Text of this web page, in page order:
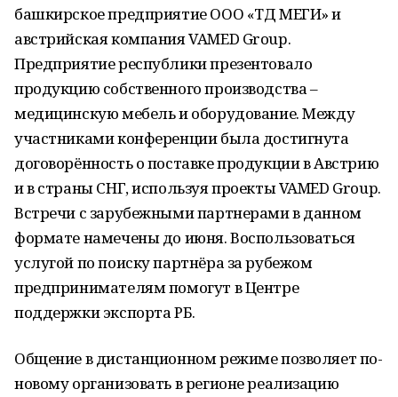
башкирское предприятие ООО «ТД МЕГИ» и
австрийская компания VAMED Group.
Предприятие республики презентовало
продукцию собственного производства –
медицинскую мебель и оборудование. Между
участниками конференции была достигнута
договорённость о поставке продукции в Австрию
и в страны СНГ, используя проекты VAMED Group.
Встречи с зарубежными партнерами в данном
формате намечены до июня. Воспользоваться
услугой по поиску партнёра за рубежом
предпринимателям помогут в Центре
поддержки экспорта РБ.
Общение в дистанционном режиме позволяет по-
новому организовать в регионе реализацию